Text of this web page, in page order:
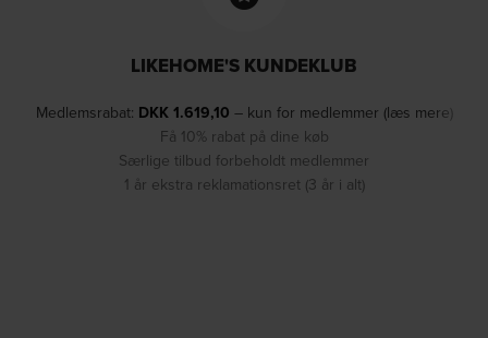
LIKEHOME'S KUNDEKLUB
Medlemsrabat: DKK1.619,10 – kun for medlemmer (læs mere)
Få 10% rabat på dine køb
Særlige tilbud forbeholdt medlemmer
1 år ekstra reklamationsret (3 år i alt)